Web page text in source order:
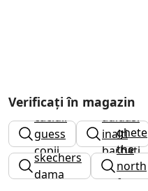
Verificați în magazin
caciuli
guess
copii
adidasi
inalti
barbati
skechers
dama
ghete
the
north
face